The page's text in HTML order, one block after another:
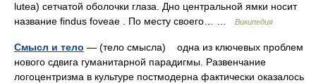
lutea) сетчатой оболочки глаза. Дно центральной ямки носит
название findus foveae . По месту своего… …
Википедия
Смысл и тело — (тело смысла) одна из ключевых проблем
нового сдвига гуманитарной парадигмы. Развенчание
логоцентризма в культуре постмодерна фактически оказалось